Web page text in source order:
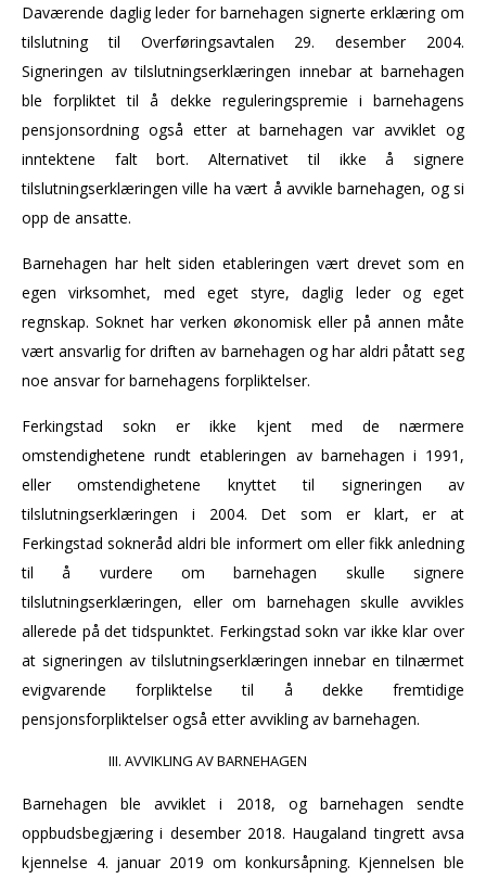
Daværende daglig leder for barnehagen signerte erklæring om
tilslutning til Overføringsavtalen 29. desember 2004.
Signeringen av tilslutningserklæringen innebar at barnehagen
ble forpliktet til å dekke reguleringspremie i barnehagens
pensjonsordning også etter at barnehagen var avviklet og
inntektene falt bort. Alternativet til ikke å signere
tilslutningserklæringen ville ha vært å avvikle barnehagen, og si
opp de ansatte.
Barnehagen har helt siden etableringen vært drevet som en
egen virksomhet, med eget styre, daglig leder og eget
regnskap. Soknet har verken økonomisk eller på annen måte
vært ansvarlig for driften av barnehagen og har aldri påtatt seg
noe ansvar for barnehagens forpliktelser.
Ferkingstad sokn er ikke kjent med de nærmere
omstendighetene rundt etableringen av barnehagen i 1991,
eller omstendighetene knyttet til signeringen av
tilslutningserklæringen i 2004. Det som er klart, er at
Ferkingstad sokneråd aldri ble informert om eller fikk anledning
til å vurdere om barnehagen skulle signere
tilslutningserklæringen, eller om barnehagen skulle avvikles
allerede på det tidspunktet. Ferkingstad sokn var ikke klar over
at signeringen av tilslutningserklæringen innebar en tilnærmet
evigvarende forpliktelse til å dekke fremtidige
pensjonsforpliktelser også etter avvikling av barnehagen.
AVVIKLING AV BARNEHAGEN
Barnehagen ble avviklet i 2018, og barnehagen sendte
oppbudsbegjæring i desember 2018. Haugaland tingrett avsa
kjennelse 4. januar 2019 om konkursåpning. Kjennelsen ble